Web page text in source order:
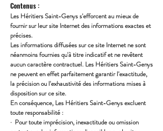
Contenus :
Les Héritiers Saint-Genys s'efforcent au mieux de
fournir sur leur site Internet des informations exactes et
précises.
Les informations diffusées sur ce site Internet ne sont
néanmoins fournies qu'à titre indicatif et ne revêtent
aucun caractère contractuel. Les Héritiers Saint-Genys
ne peuvent en effet parfaitement garantir l'exactitude,
la précision ou l'exhaustivité des informations mises à
disposition sur ce site.
En conséquence, Les Héritiers Saint-Genys excluent
toute responsabilité :
· Pour toute imprécision, inexactitude ou omission